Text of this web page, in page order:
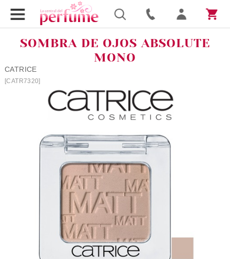
SOMBRA DE OJOS ABSOLUTE
MONO
CATRICE
[CATR7320]